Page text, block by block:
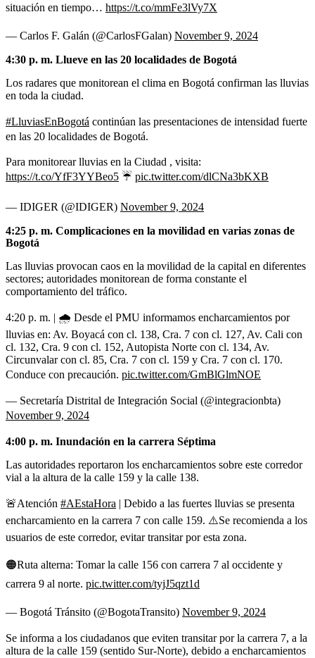
situación en tiempo… https://t.co/mmFe3lVy7X
— Carlos F. Galán (@CarlosFGalan) November 9, 2024
4:30 p. m. Llueve en las 20 localidades de Bogotá
Los radares que monitorean el clima en Bogotá confirman las lluvias
en toda la ciudad.
#LluviasEnBogotá continúan las presentaciones de intensidad fuerte
en las 20 localidades de Bogotá.
Para monitorear lluvias en la Ciudad , visita:
https://t.co/YfF3YYBeo5 ☔️ pic.twitter.com/dlCNa3bKXB
— IDIGER (@IDIGER) November 9, 2024
4:25 p. m. Complicaciones en la movilidad en varias zonas de
Bogotá
Las lluvias provocan caos en la movilidad de la capital en diferentes
sectores; autoridades monitorean de forma constante el
comportamiento del tráfico.
4:20 p. m. | 🌧️ Desde el PMU informamos encharcamientos por
lluvias en: Av. Boyacá con cl. 138, Cra. 7 con cl. 127, Av. Cali con
cl. 132, Cra. 9 con cl. 152, Autopista Norte con cl. 134, Av.
Circunvalar con cl. 85, Cra. 7 con cl. 159 y Cra. 7 con cl. 170.
Conduce con precaución. pic.twitter.com/GmBlGlmNOE
— Secretaría Distrital de Integración Social (@integracionbta)
November 9, 2024
4:00 p. m. Inundación en la carrera Séptima
Las autoridades reportaron los encharcamientos sobre este corredor
vial a la altura de la calle 159 y la calle 138.
🚨Atención #AEstaHora | Debido a las fuertes lluvias se presenta
encharcamiento en la carrera 7 con calle 159. ⚠️Se recomienda a los
usuarios de este corredor, evitar transitar por esta zona.
🟠Ruta alterna: Tomar la calle 156 con carrera 7 al occidente y
carrera 9 al norte. pic.twitter.com/tyjJ5qzt1d
— Bogotá Tránsito (@BogotaTransito) November 9, 2024
Se informa a los ciudadanos que eviten transitar por la carrera 7, a la
altura de la calle 159 (sentido Sur-Norte), debido a encharcamientos